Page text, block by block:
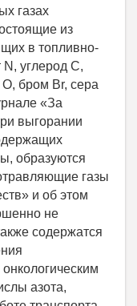
газах
из
в топливно-
N, углерод С,
бром Br, сера
«За
выгорании
образуются
газы
и об этом
не
содержатся
азота,